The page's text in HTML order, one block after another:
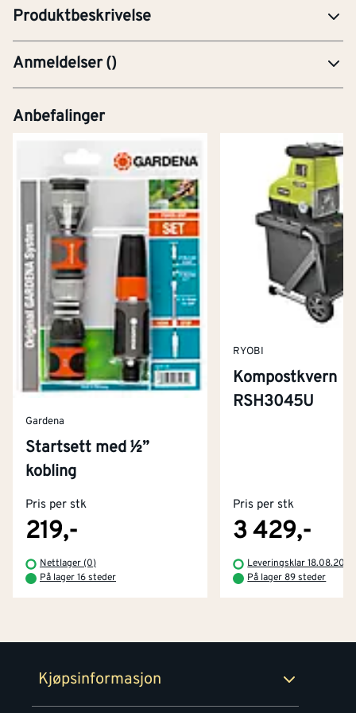
Produktbeskrivelse
Anmeldelser()
Anbefalinger
Gardena
Startsett med ½”
kobling
Pris per stk
219,-
Nettlager (0)
På lager 16 steder
RYOBI
Kompostkvern
RSH3045U
Pris per stk
3 429,-
Leveringsklar 18.08.2026
På lager 89 steder
Kjøpsinformasjon
Kjøpsbetingelser
Betaling
Retur- og angrerettsskjema
Kontakt oss
Tjenester
Montér Klubb
Om Montér
Byggevarehus og åpningstider
Prismatch
Personvern